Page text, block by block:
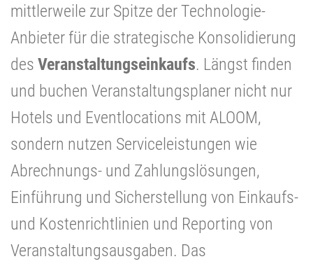
mittlerweile zur Spitze der Technologie-
Anbieter für die strategische Konsolidierung
des Veranstaltungseinkaufs. Längst finden
und buchen Veranstaltungsplaner nicht nur
Hotels und Eventlocations mit ALOOM,
sondern nutzen Serviceleistungen wie
Abrechnungs- und Zahlungslösungen,
Einführung und Sicherstellung von Einkaufs-
und Kostenrichtlinien und Reporting von
Veranstaltungsausgaben. Das